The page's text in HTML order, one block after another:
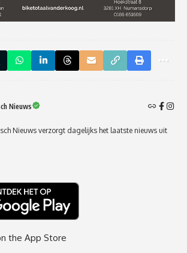
Nieuws
Nieuws verzorgt dagelijks het laatste nieuws uit